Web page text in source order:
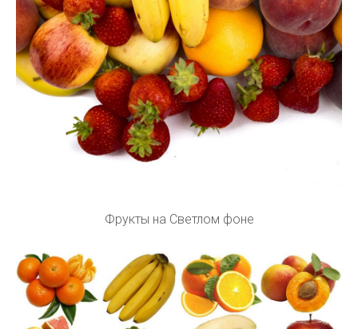
Фрукты на Светлом фоне